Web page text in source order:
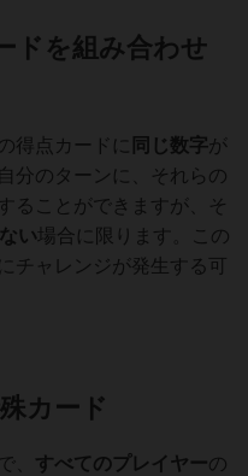
ドを組み合わせ
得点カードに 同じ数字が
分のターンに、それらの
ることができますが、そ
い場合に限ります。この
チャレンジが発生する可
カード
、 すべてのプレイヤーの